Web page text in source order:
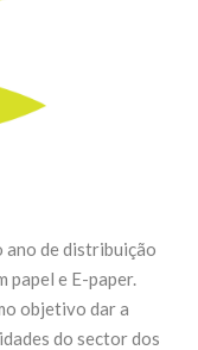
ano de distribuição
papel e E-paper.
objetivo dar a
do sector dos